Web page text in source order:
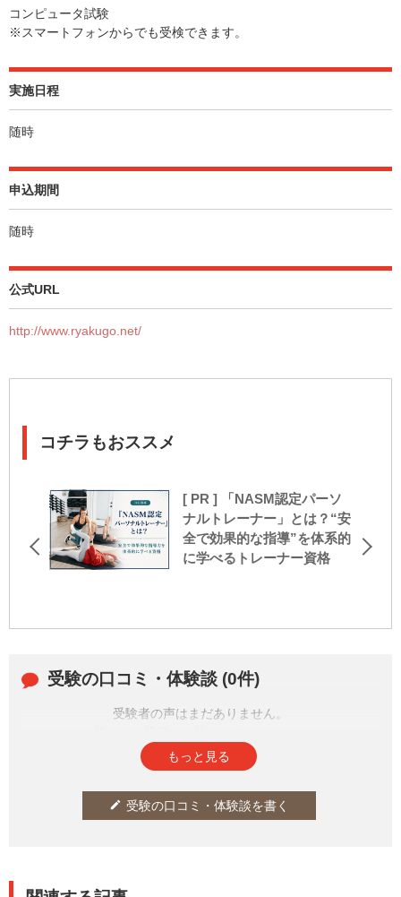
コンピュータ試験
※スマートフォンからでも受検できます。
実施日程
随時
申込期間
随時
公式URL
http://www.ryakugo.net/
コチラもおススメ
[ PR ] 「NASM認定パーソ
ナルトレーナー」とは？“安
全で効果的な指導”を体系的
に学べるトレーナー資格
受験の口コミ・体験談 (0件)
受験者の声はまだありません。
もっと見る
edit 受験の口コミ・体験談を書く